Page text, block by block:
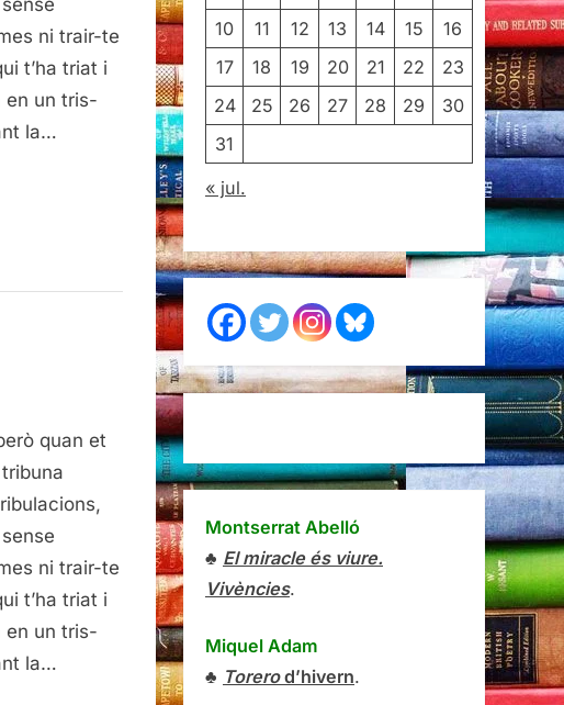
ni trair-te
t’ha triat i
en un tris-
la…
15
quan et
ni trair-te
t’ha triat i
en un tris-
la…
10
11 12 13 14 15
16
17
18 19 20 21 22
23
24
25 26 27 28 29
30
31
« jul.
Montserrat Abelló
♣ El miracle és viure.
Vivències.
Miquel Adam
♣ Torerod’hivern.